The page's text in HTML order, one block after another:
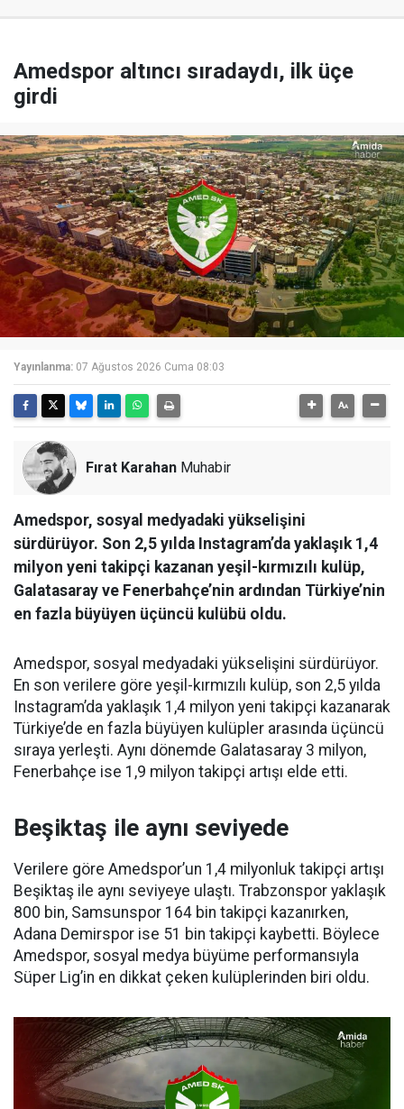
Amedspor altıncı sıradaydı, ilk üçe
girdi
Yayınlanma: 07 Ağustos 2026 Cuma 08:03
Fırat Karahan Muhabir
Amedspor, sosyal medyadaki yükselişini
sürdürüyor. Son 2,5 yılda Instagram’da yaklaşık 1,4
milyon yeni takipçi kazanan yeşil-kırmızılı kulüp,
Galatasaray ve Fenerbahçe’nin ardından Türkiye’nin
en fazla büyüyen üçüncü kulübü oldu.
Amedspor, sosyal medyadaki yükselişini sürdürüyor.
En son verilere göre yeşil-kırmızılı kulüp, son 2,5 yılda
Instagram’da yaklaşık 1,4 milyon yeni takipçi kazanarak
Türkiye’de en fazla büyüyen kulüpler arasında üçüncü
sıraya yerleşti. Aynı dönemde Galatasaray 3 milyon,
Fenerbahçe ise 1,9 milyon takipçi artışı elde etti.
Beşiktaş ile aynı seviyede
Verilere göre Amedspor’un 1,4 milyonluk takipçi artışı
Beşiktaş ile aynı seviyeye ulaştı. Trabzonspor yaklaşık
800 bin, Samsunspor 164 bin takipçi kazanırken,
Adana Demirspor ise 51 bin takipçi kaybetti. Böylece
Amedspor, sosyal medya büyüme performansıyla
Süper Lig’in en dikkat çeken kulüplerinden biri oldu.